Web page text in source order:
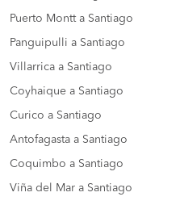
Puerto Montt a Santiago
Panguipulli a Santiago
Villarrica a Santiago
Coyhaique a Santiago
Curico a Santiago
Antofagasta a Santiago
Coquimbo a Santiago
Viña del Mar a Santiago